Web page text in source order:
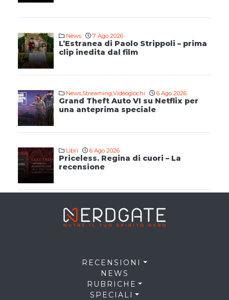
News 7 Ago 2026
L’Estranea di Paolo Strippoli – prima
clip inedita dal film
News,Streaming,Videogiochi 6 Ago 2026
Grand Theft Auto VI su Netflix per
una anteprima speciale
Libri 6 Ago 2026
Priceless. Regina di cuori – La
recensione
RECENSIONI
NEWS
RUBRICHE
SPECIALI